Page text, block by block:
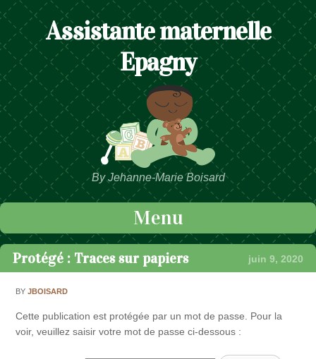
Assistante maternelle
Epagny
By Jehanne-Marie Boisard
Menu
Passer au contenu
Protégé : Traces sur papiers juin 9, 2020
BYJBOISARD
Cette publication est protégée par un mot de passe. Pour la
voir, veuillez saisir votre mot de passe ci-dessous :